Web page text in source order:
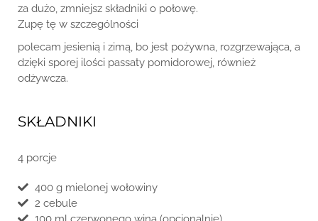
za dużo, zmniejsz składniki o połowę.
Zupę tę w szczególności
polecam jesienią i zimą, bo jest pożywna, rozgrzewająca, a
dzięki sporej ilości passaty pomidorowej, również
odżywcza.
SKŁADNIKI
4 porcje
400 g mielonej wołowiny
2 cebule